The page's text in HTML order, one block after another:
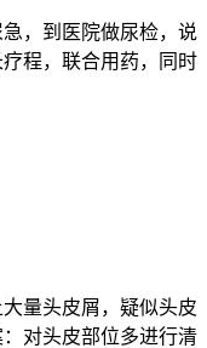
，到医院做尿检，说
程，联合用药，同时
量头皮屑，疑似头皮
对头皮部位多进行清